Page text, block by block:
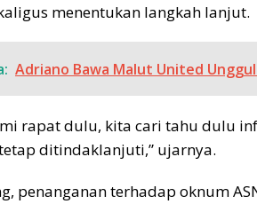
menentukan langkah lanjut.
Adriano Bawa Malut United
rapat dulu, kita cari tahu dulu
ditindaklanjuti,” ujarnya.
penanganan terhadap oknum